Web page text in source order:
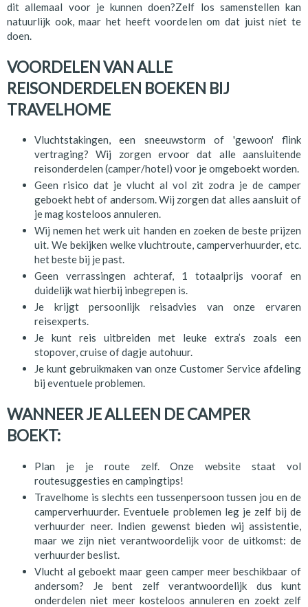
dit allemaal voor je kunnen doen?Zelf los samenstellen kan
natuurlijk ook, maar het heeft voordelen om dat juist níet te
doen.
VOORDELEN VAN ALLE
REISONDERDELEN BOEKEN BIJ
TRAVELHOME
Vluchtstakingen, een sneeuwstorm of 'gewoon' flink
vertraging? Wij zorgen ervoor dat alle aansluitende
reisonderdelen (camper/hotel) voor je omgeboekt worden.
Geen risico dat je vlucht al vol zit zodra je de camper
geboekt hebt of andersom. Wij zorgen dat alles aansluit of
je mag kosteloos annuleren.
Wij nemen het werk uit handen en zoeken de beste prijzen
uit. We bekijken welke vluchtroute, camperverhuurder, etc.
het beste bij je past.
Geen verrassingen achteraf, 1 totaalprijs vooraf en
duidelijk wat hierbij inbegrepen is.
Je krijgt persoonlijk reisadvies van onze ervaren
reisexperts.
Je kunt reis uitbreiden met leuke extra’s zoals een
stopover, cruise of dagje autohuur.
Je kunt gebruikmaken van onze Customer Service afdeling
bij eventuele problemen.
WANNEER JE ALLEEN DE CAMPER
BOEKT:
Plan je je route zelf. Onze website staat vol
routesuggesties en campingtips!
Travelhome is slechts een tussenpersoon tussen jou en de
camperverhuurder. Eventuele problemen leg je zelf bij de
verhuurder neer. Indien gewenst bieden wij assistentie,
maar we zijn niet verantwoordelijk voor de uitkomst: de
verhuurder beslist.
Vlucht al geboekt maar geen camper meer beschikbaar of
andersom? Je bent zelf verantwoordelijk dus kunt
onderdelen niet meer kosteloos annuleren en zoekt zelf